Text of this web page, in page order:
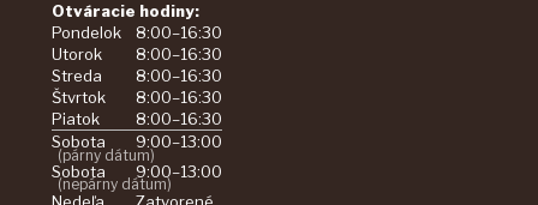
Otváracie hodiny:
Pondelok
8:00–16:30
Utorok
8:00–16:30
Streda
8:00–16:30
Štvrtok
8:00–16:30
Piatok
8:00–16:30
Sobota
9:00–13:00
(párny dátum)
Sobota 9:00–13:00
(nepárny dátum)